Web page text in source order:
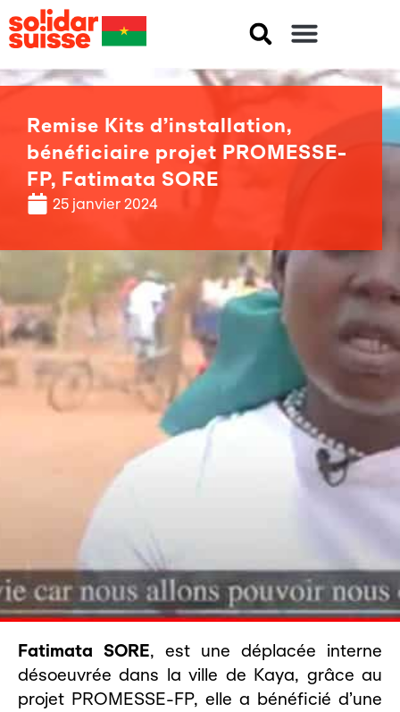
Remise Kits d’installation,
bénéficiaire projet PROMESSE-
FP, Fatimata SORE
25 janvier 2024
Fatimata SORE, est une déplacée interne
désoeuvrée dans la ville de Kaya, grâce au
projet PROMESSE-FP, elle a bénéficié d’une